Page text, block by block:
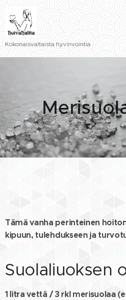
Kokonaisvaltaista hyvinvointia
Tämä vanha perinteinen
kipuun, tulehdukseen ja
Suolaliuoksen
1 litra vettä / 3 rkl merisuolaa